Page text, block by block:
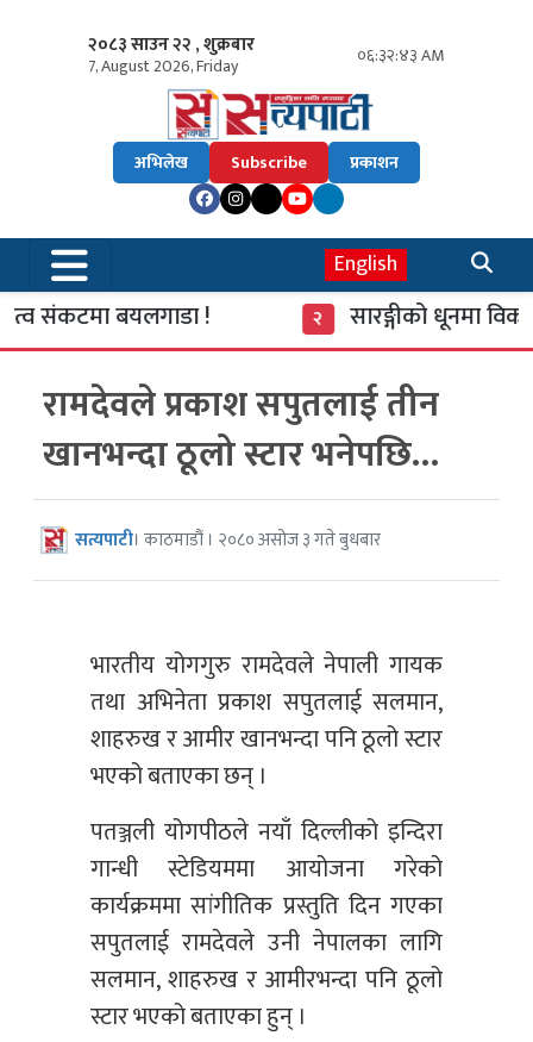
२०८३ साउन २२ , शुक्रबार
7, August 2026, Friday ०६:३२:४४ AM
अभिलेख Subscribe प्रकाशन
English
संकटमा बयलगाडा ! सारङ्गीको धूनमा
रामदेवले प्रकाश सपुतलाई तीन
खानभन्दा ठूलो स्टार भनेपछि…
सत्यपाटी। काठमाडौं । २०८० असोज ३ गते बुधबार
भारतीय योगगुरु रामदेवले नेपाली गायक
तथा अभिनेता प्रकाश सपुतलाई सलमान,
शाहरुख र आमीर खानभन्दा पनि ठूलो स्टार
भएको बताएका छन् ।
पतञ्जली योगपीठले नयाँ दिल्लीको इन्दिरा
गान्धी स्टेडियममा आयोजना गरेको
कार्यक्रममा सांगीतिक प्रस्तुति दिन गएका
सपुतलाई रामदेवले उनी नेपालका लागि
सलमान, शाहरुख र आमीरभन्दा पनि ठूलो
स्टार भएको बताएका हुन् ।